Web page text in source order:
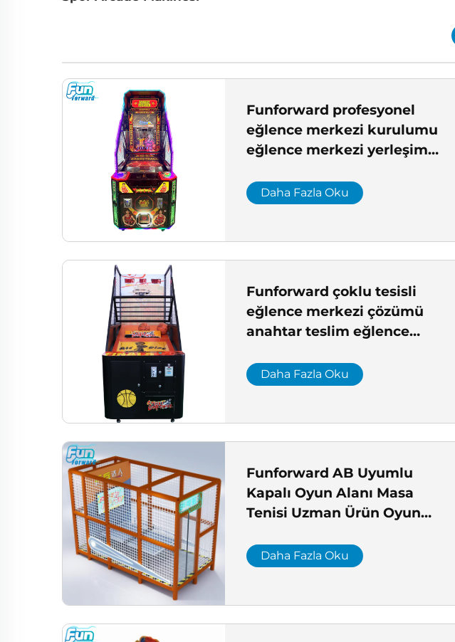
Funforward profesyonel
eğlence merkezi kurulumu
eğlence merkezi yerleşim
merkezi çözümü
özelleştirme eğlence
Daha Fazla Oku
Funforward çoklu tesisli
eğlence merkezi çözümü
anahtar teslim eğlence
profesyonel eğlence
merkezi üreticisi proje
Daha Fazla Oku
Funforward AB Uyumlu
Kapalı Oyun Alanı Masa
Tenisi Uzman Ürün Oyun
proje çözümü
Daha Fazla Oku